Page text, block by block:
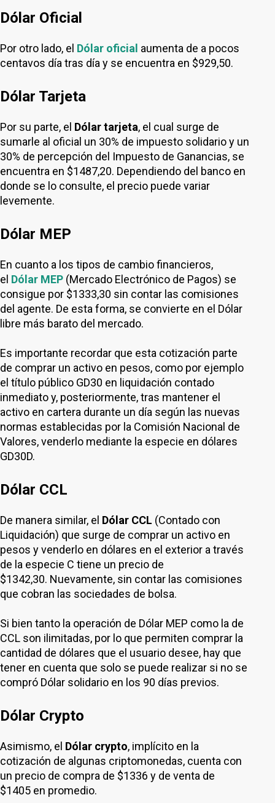
Dólar Oficial
Por otro lado, el Dólar oficial aumenta de a pocos
centavos día tras día y se encuentra en $929,50.
Dólar Tarjeta
Por su parte, el Dólar tarjeta, el cual surge de
sumarle al oficial un 30% de impuesto solidario y un
30% de percepción del Impuesto de Ganancias, se
encuentra en $1487,20. Dependiendo del banco en
donde se lo consulte, el precio puede variar
levemente.
Dólar MEP
En cuanto a los tipos de cambio financieros,
el Dólar MEP (Mercado Electrónico de Pagos) se
consigue por $1333,30 sin contar las comisiones
del agente. De esta forma, se convierte en el Dólar
libre más barato del mercado.
Es importante recordar que esta cotización parte
de comprar un activo en pesos, como por ejemplo
el título público GD30 en liquidación contado
inmediato y, posteriormente, tras mantener el
activo en cartera durante un día según las nuevas
normas establecidas por la Comisión Nacional de
Valores, venderlo mediante la especie en dólares
GD30D.
Dólar CCL
De manera similar, el Dólar CCL (Contado con
Liquidación) que surge de comprar un activo en
pesos y venderlo en dólares en el exterior a través
de la especie C tiene un precio de
$1342,30. Nuevamente, sin contar las comisiones
que cobran las sociedades de bolsa.
Si bien tanto la operación de Dólar MEP como la de
CCL son ilimitadas, por lo que permiten comprar la
cantidad de dólares que el usuario desee, hay que
tener en cuenta que solo se puede realizar si no se
compró Dólar solidario en los 90 días previos.
Dólar Crypto
Asimismo, el Dólar crypto, implícito en la
cotización de algunas criptomonedas, cuenta con
un precio de compra de $1336 y de venta de
$1405 en promedio.